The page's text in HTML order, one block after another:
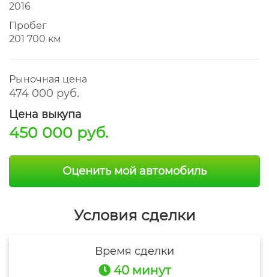
2016
Пробег
201 700 км
Рыночная цена
474 000 руб.
Цена выкупа
450 000 руб.
Оценить мой автомобиль
Условия сделки
Время сделки
40 минут